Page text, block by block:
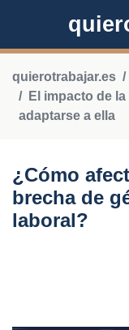
quierotrabajar.es
El impacto de
adaptarse a ella
¿Cómo
brecha de
laboral?